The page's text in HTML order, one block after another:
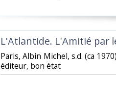
‎L'Atlantide. L'Amitié par
‎Paris, Albin Michel, s.d. (ca
éditeur, bon état‎